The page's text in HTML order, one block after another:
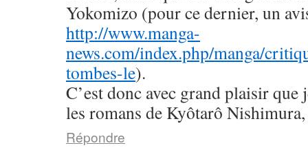
Yokomizo (pour ce dernier, un
http://www.manga-
news.com/index.php/manga/
tombes-le).
C’est donc avec grand plaisir que
les romans de Kyôtarô
Répondre